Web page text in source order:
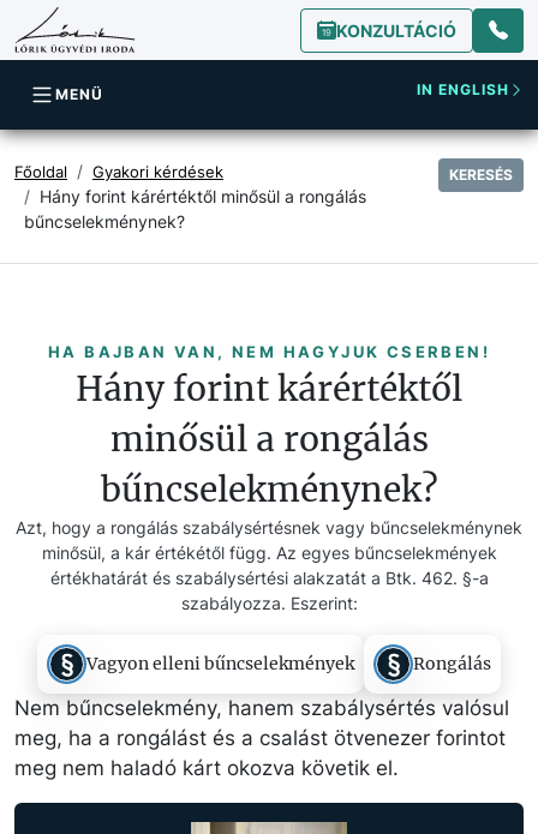
KONZULTÁCIÓ
MENÜ IN ENGLISH
Főoldal Gyakori kérdések
Hány forint kárértéktől minősül a rongálás
bűncselekménynek?
KERESÉS
HA BAJBAN VAN, NEM HAGYJUK CSERBEN!
Hány forint kárértéktől
minősül a rongálás
bűncselekménynek?
Azt, hogy a rongálás szabálysértésnek vagy bűncselekménynek
minősül, a kár értékétől függ. Az egyes bűncselekmények
értékhatárát és szabálysértési alakzatát a Btk. 462. §-a
szabályozza. Eszerint:
Vagyon elleni bűncselekmények Rongálás
Nem bűncselekmény, hanem szabálysértés valósul
meg, ha a rongálást és a csalást ötvenezer forintot
meg nem haladó kárt okozva követik el.